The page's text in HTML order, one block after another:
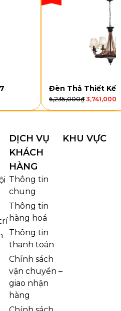
của sản phẩm
W190 x H600
phần tay đèn kéo dài theo
đẹp vừa cổ điển vừa rất
trông thanh thoát, còn
cảm giác vững và cân đối.
đèn này đủ cao để tạo
vẫn không gây cồng
Đèn Thả Thiết Kế
6,235,000₫ 3,741,000
DỊCH VỤ
KHÁCH
HÀNG
Thông tin
chung
Thông tin
hàng hoá
Thông tin
thanh toán
Chính sách
vận chuyển –
giao nhận
hàng
KHU VỰC